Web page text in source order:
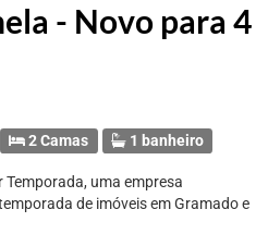
- Novo para 4
2 Camas 1 banheiro
Temporada, uma empresa
de imóveis em Gramado e